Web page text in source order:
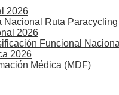
2026
Nacional Ruta
2026
Funcional Nacional
2026
Médica (MDF)